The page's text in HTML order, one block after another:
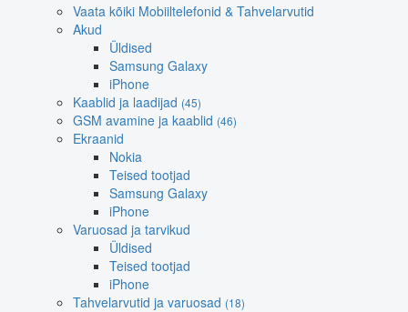
Vaata kõiki Mobiiltelefonid & Tahvelarvutid
Akud
Üldised
Samsung Galaxy
iPhone
Kaablid ja laadijad (45)
GSM avamine ja kaablid (46)
Ekraanid
Nokia
Teised tootjad
Samsung Galaxy
iPhone
Varuosad ja tarvikud
Üldised
Teised tootjad
iPhone
Tahvelarvutid ja varuosad (18)